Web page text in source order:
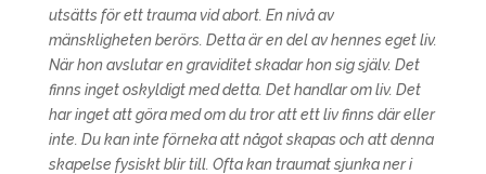
utsätts för ett trauma vid abort. En nivå av
mänskligheten berörs. Detta är en del av hennes eget liv.
När hon avslutar en graviditet skadar hon sig själv. Det
finns inget oskyldigt med detta. Det handlar om liv. Det
har inget att göra med om du tror att ett liv finns där eller
inte. Du kan inte förneka att något skapas och att denna
skapelse fysiskt blir till. Ofta kan traumat sjunka ner i